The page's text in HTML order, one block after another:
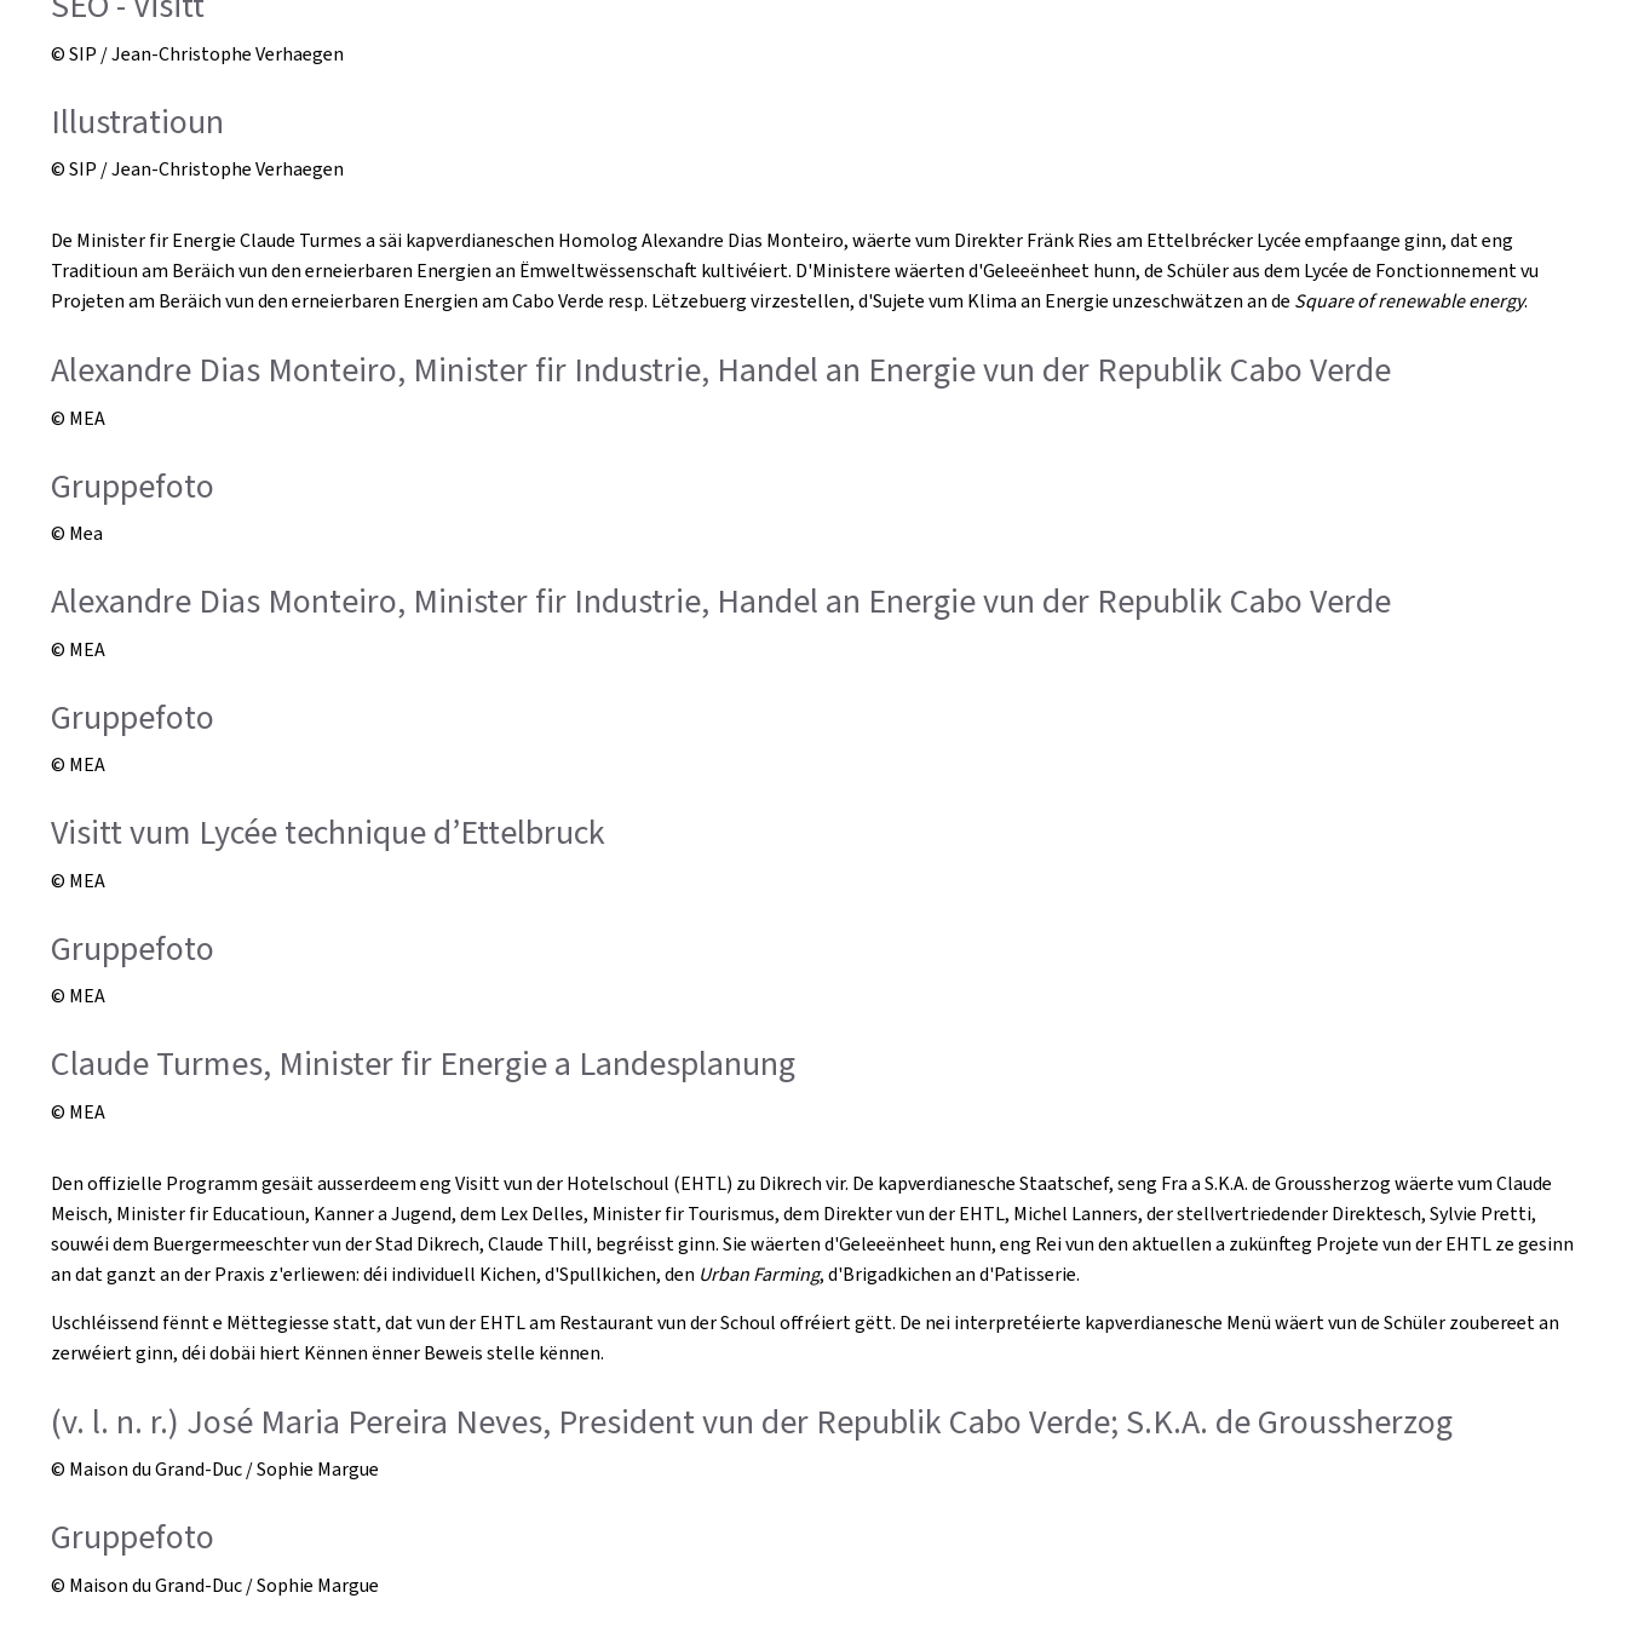
© SIP / Jean-Christophe Verhaegen
Illustratioun
© SIP / Jean-Christophe Verhaegen
De Minister fir Energie Claude Turmes a säi kapverdianeschen Homolog Alexandre Dias Monteiro, wäerte vum Direkter Fränk Ries am Ettelbrécker Lycée empfaange ginn, dat eng
Traditioun am Beräich vun den erneierbaren Energien an Ëmweltwëssenschaft kultivéiert. D'Ministere wäerten d'Geleeënheet hunn, de Schüler aus dem Lycée de Fonctionnement vu
Projeten am Beräich vun den erneierbaren Energien am Cabo Verde resp. Lëtzebuerg virzestellen, d'Sujete vum Klima an Energie unzeschwätzen an de Square of renewable energy.
Alexandre Dias Monteiro, Minister fir Industrie, Handel an Energie vun der Republik Cabo Verde
© MEA
Gruppefoto
© Mea
Alexandre Dias Monteiro, Minister fir Industrie, Handel an Energie vun der Republik Cabo Verde
© MEA
Gruppefoto
© MEA
Visitt vum Lycée technique d’Ettelbruck
© MEA
Gruppefoto
© MEA
Claude Turmes, Minister fir Energie a Landesplanung
© MEA
Den offizielle Programm gesäit ausserdeem eng Visitt vun der Hotelschoul (EHTL) zu Dikrech vir. De kapverdianesche Staatschef, seng Fra a S.K.A. de Groussherzog wäerte vum Claude
Meisch, Minister fir Educatioun, Kanner a Jugend, dem Lex Delles, Minister fir Tourismus, dem Direkter vun der EHTL, Michel Lanners, der stellvertriedender Direktesch, Sylvie Pretti,
souwéi dem Buergermeeschter vun der Stad Dikrech, Claude Thill, begréisst ginn. Sie wäerten d'Geleeënheet hunn, eng Rei vun den aktuellen a zukünfteg Projete vun der EHTL ze gesinn
an dat ganzt an der Praxis z'erliewen: déi individuell Kichen, d'Spullkichen, den Urban Farming, d'Brigadkichen an d'Patisserie.
Uschléissend fënnt e Mëttegiesse statt, dat vun der EHTL am Restaurant vun der Schoul offréiert gëtt. De nei interpretéierte kapverdianesche Menü wäert vun de Schüler zoubereet an
zerwéiert ginn, déi dobäi hiert Kënnen ënner Beweis stelle kënnen.
(v. l. n. r.) José Maria Pereira Neves, President vun der Republik Cabo Verde; S.K.A. de Groussherzog
© Maison du Grand-Duc / Sophie Margue
Gruppefoto
© Maison du Grand-Duc / Sophie Margue